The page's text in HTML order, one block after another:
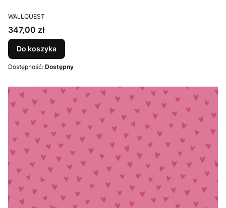
PRODUCENT
WALLQUEST
Cena
347,00 zł
Do koszyka
Dostępność: Dostępny